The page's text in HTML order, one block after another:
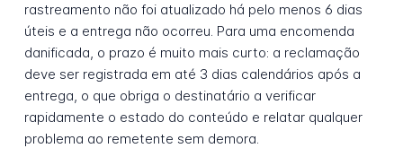
rastreamento não foi atualizado há pelo menos 6 dias
úteis e a entrega não ocorreu. Para uma encomenda
danificada, o prazo é muito mais curto: a reclamação
deve ser registrada em até 3 dias calendários após a
entrega, o que obriga o destinatário a verificar
rapidamente o estado do conteúdo e relatar qualquer
problema ao remetente sem demora.